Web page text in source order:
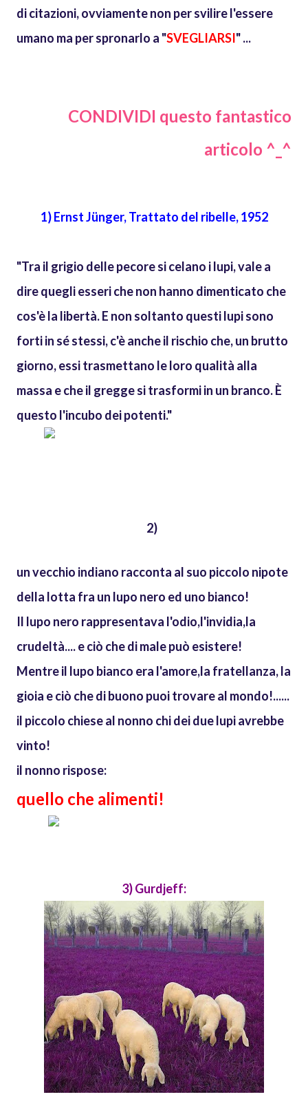
di citazioni, ovviamente non per svilire l'essere
umano ma per spronarlo a "SVEGLIARSI" ...
CONDIVIDI questo fantastico
articolo ^_^
1) Ernst Jünger, Trattato del ribelle, 1952
"Tra il grigio delle pecore si celano i lupi, vale a
dire quegli esseri che non hanno dimenticato che
cos'è la libertà. E non soltanto questi lupi sono
forti in sé stessi, c'è anche il rischio che, un brutto
giorno, essi trasmettano le loro qualità alla
massa e che il gregge si trasformi in un branco. È
questo l'incubo dei potenti."
un vecchio indiano racconta al suo piccolo nipote
della lotta fra un lupo nero ed uno bianco!
Il lupo nero rappresentava l'odio,l'invidia,la
crudeltà.... e ciò che di male può esistere!
Mentre il lupo bianco era l'amore,la fratellanza, la
gioia e ciò che di buono puoi trovare al mondo!......
il piccolo chiese al nonno chi dei due lupi avrebbe
vinto!
il nonno rispose:
quello che alimenti!
3) Gurdjeff: